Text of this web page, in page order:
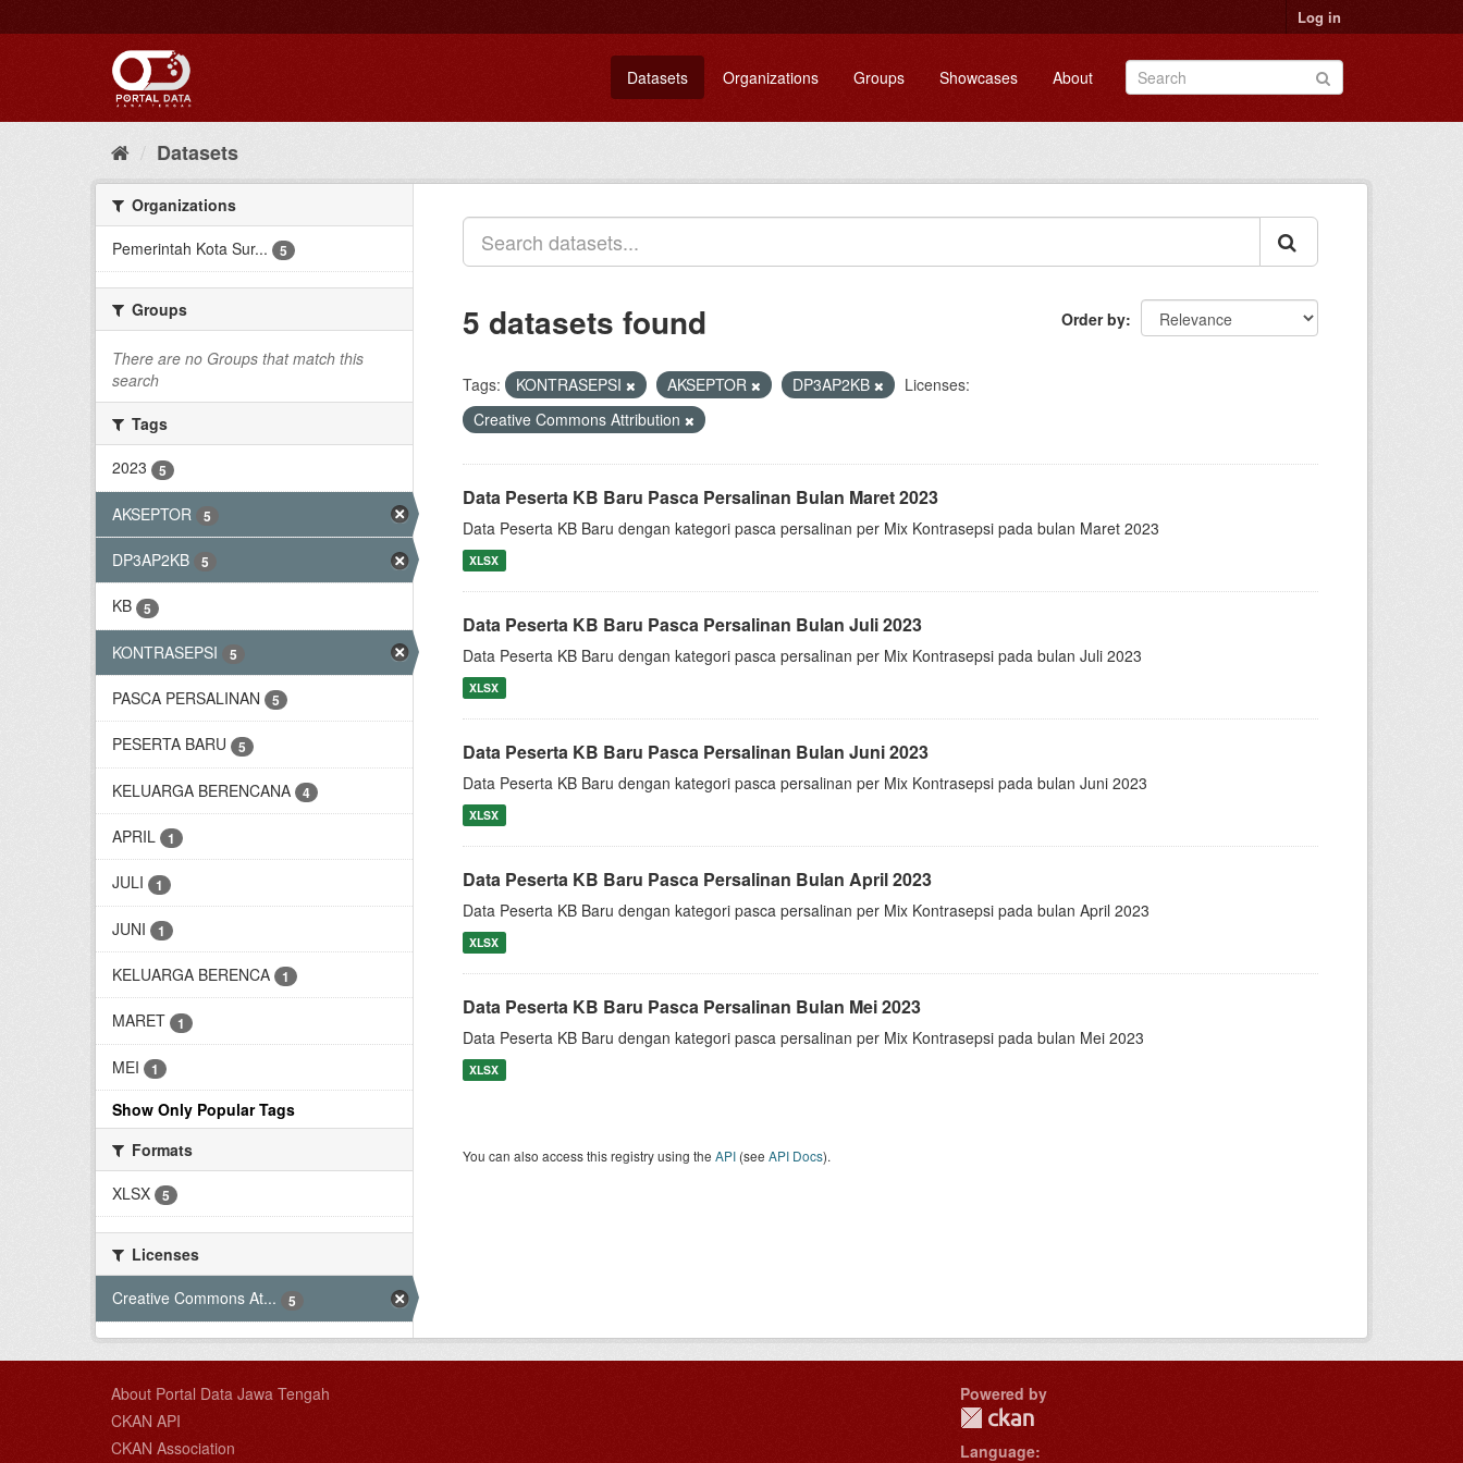
to
Log in
Datasets Organizations Groups Showcases About
Datasets
Organizations
Pemerintah Kota Sur...
5
Groups
There are no Groups that match this
search
Tags
2023
5
AKSEPTOR 5
DP3AP2KB 5
KB 5
KONTRASEPSI 5
PASCA PERSALINAN 5
PESERTA BARU 5
KELUARGA BERENCANA 4
APRIL 1
JULI 1
JUNI 1
KELUARGA BERENCA 1
MARET 1
MEI 1
Show Only Popular Tags
Formats
XLSX
5
Licenses
Creative Commons At...
5
Order by
5 datasets found
Tags: KONTRASEPSI AKSEPTOR DP3AP2KB
Licenses:
Creative Commons Attribution
Data Peserta KB Baru Pasca Persalinan Bulan Maret 2023
Data Peserta KB Baru dengan kategori pasca persalinan per Mix Kontrasepsi pada bulan Maret 2023
XLSX
Data Peserta KB Baru Pasca Persalinan Bulan Juli 2023
Data Peserta KB Baru dengan kategori pasca persalinan per Mix Kontrasepsi pada bulan Juli 2023
XLSX
Data Peserta KB Baru Pasca Persalinan Bulan Juni 2023
Data Peserta KB Baru dengan kategori pasca persalinan per Mix Kontrasepsi pada bulan Juni 2023
XLSX
Data Peserta KB Baru Pasca Persalinan Bulan April 2023
Data Peserta KB Baru dengan kategori pasca persalinan per Mix Kontrasepsi pada bulan April 2023
XLSX
Data Peserta KB Baru Pasca Persalinan Bulan Mei 2023
Data Peserta KB Baru dengan kategori pasca persalinan per Mix Kontrasepsi pada bulan Mei 2023
XLSX
You can also access this registry using the API (see API Docs).
About Portal Data Jawa Tengah
CKAN API
CKAN Association
Powered by
Language